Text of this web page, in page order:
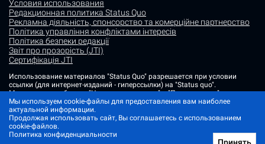
Условия использования
Редакционная политика Status Quo
Рекламна діяльність, спонсорство та комерційне партнерство
Політика управління конфліктами інтересів
Політика безпеки редакції
Звіт про прозорість (JTI)
Сертифікація JTI
Использование материалов "Status Quo" разрешается при условии
ссылки (для интернет-изданий - гиперссылки) на "Status quo".
Материалы в рубриках "Новости партнеров" и "Пресс-релизы"
размещаются на правах рекламы или в рамках некоммерческого
партнерства.
Изображения, содержащие метку "Status Quo" или не содержащие
информации об источнике фото, являются иллюстративными либо
сгенерированными ИИ
Мы используем cookie-файлы для предоставления вам наиболее
актуальной информации.
Продолжая использовать сайт, Вы соглашаетесь с использованием
cookie-файлов.
Политика конфиденциальности
Принять